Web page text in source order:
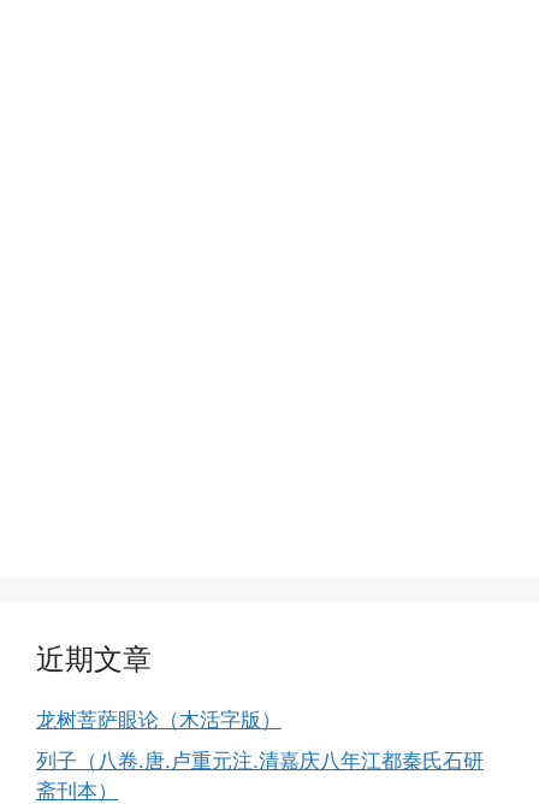
近期文章
龙树菩萨眼论（木活字版）
列子（八卷.唐.卢重元注.清嘉庆八年江都秦氏石研
斋刊本）